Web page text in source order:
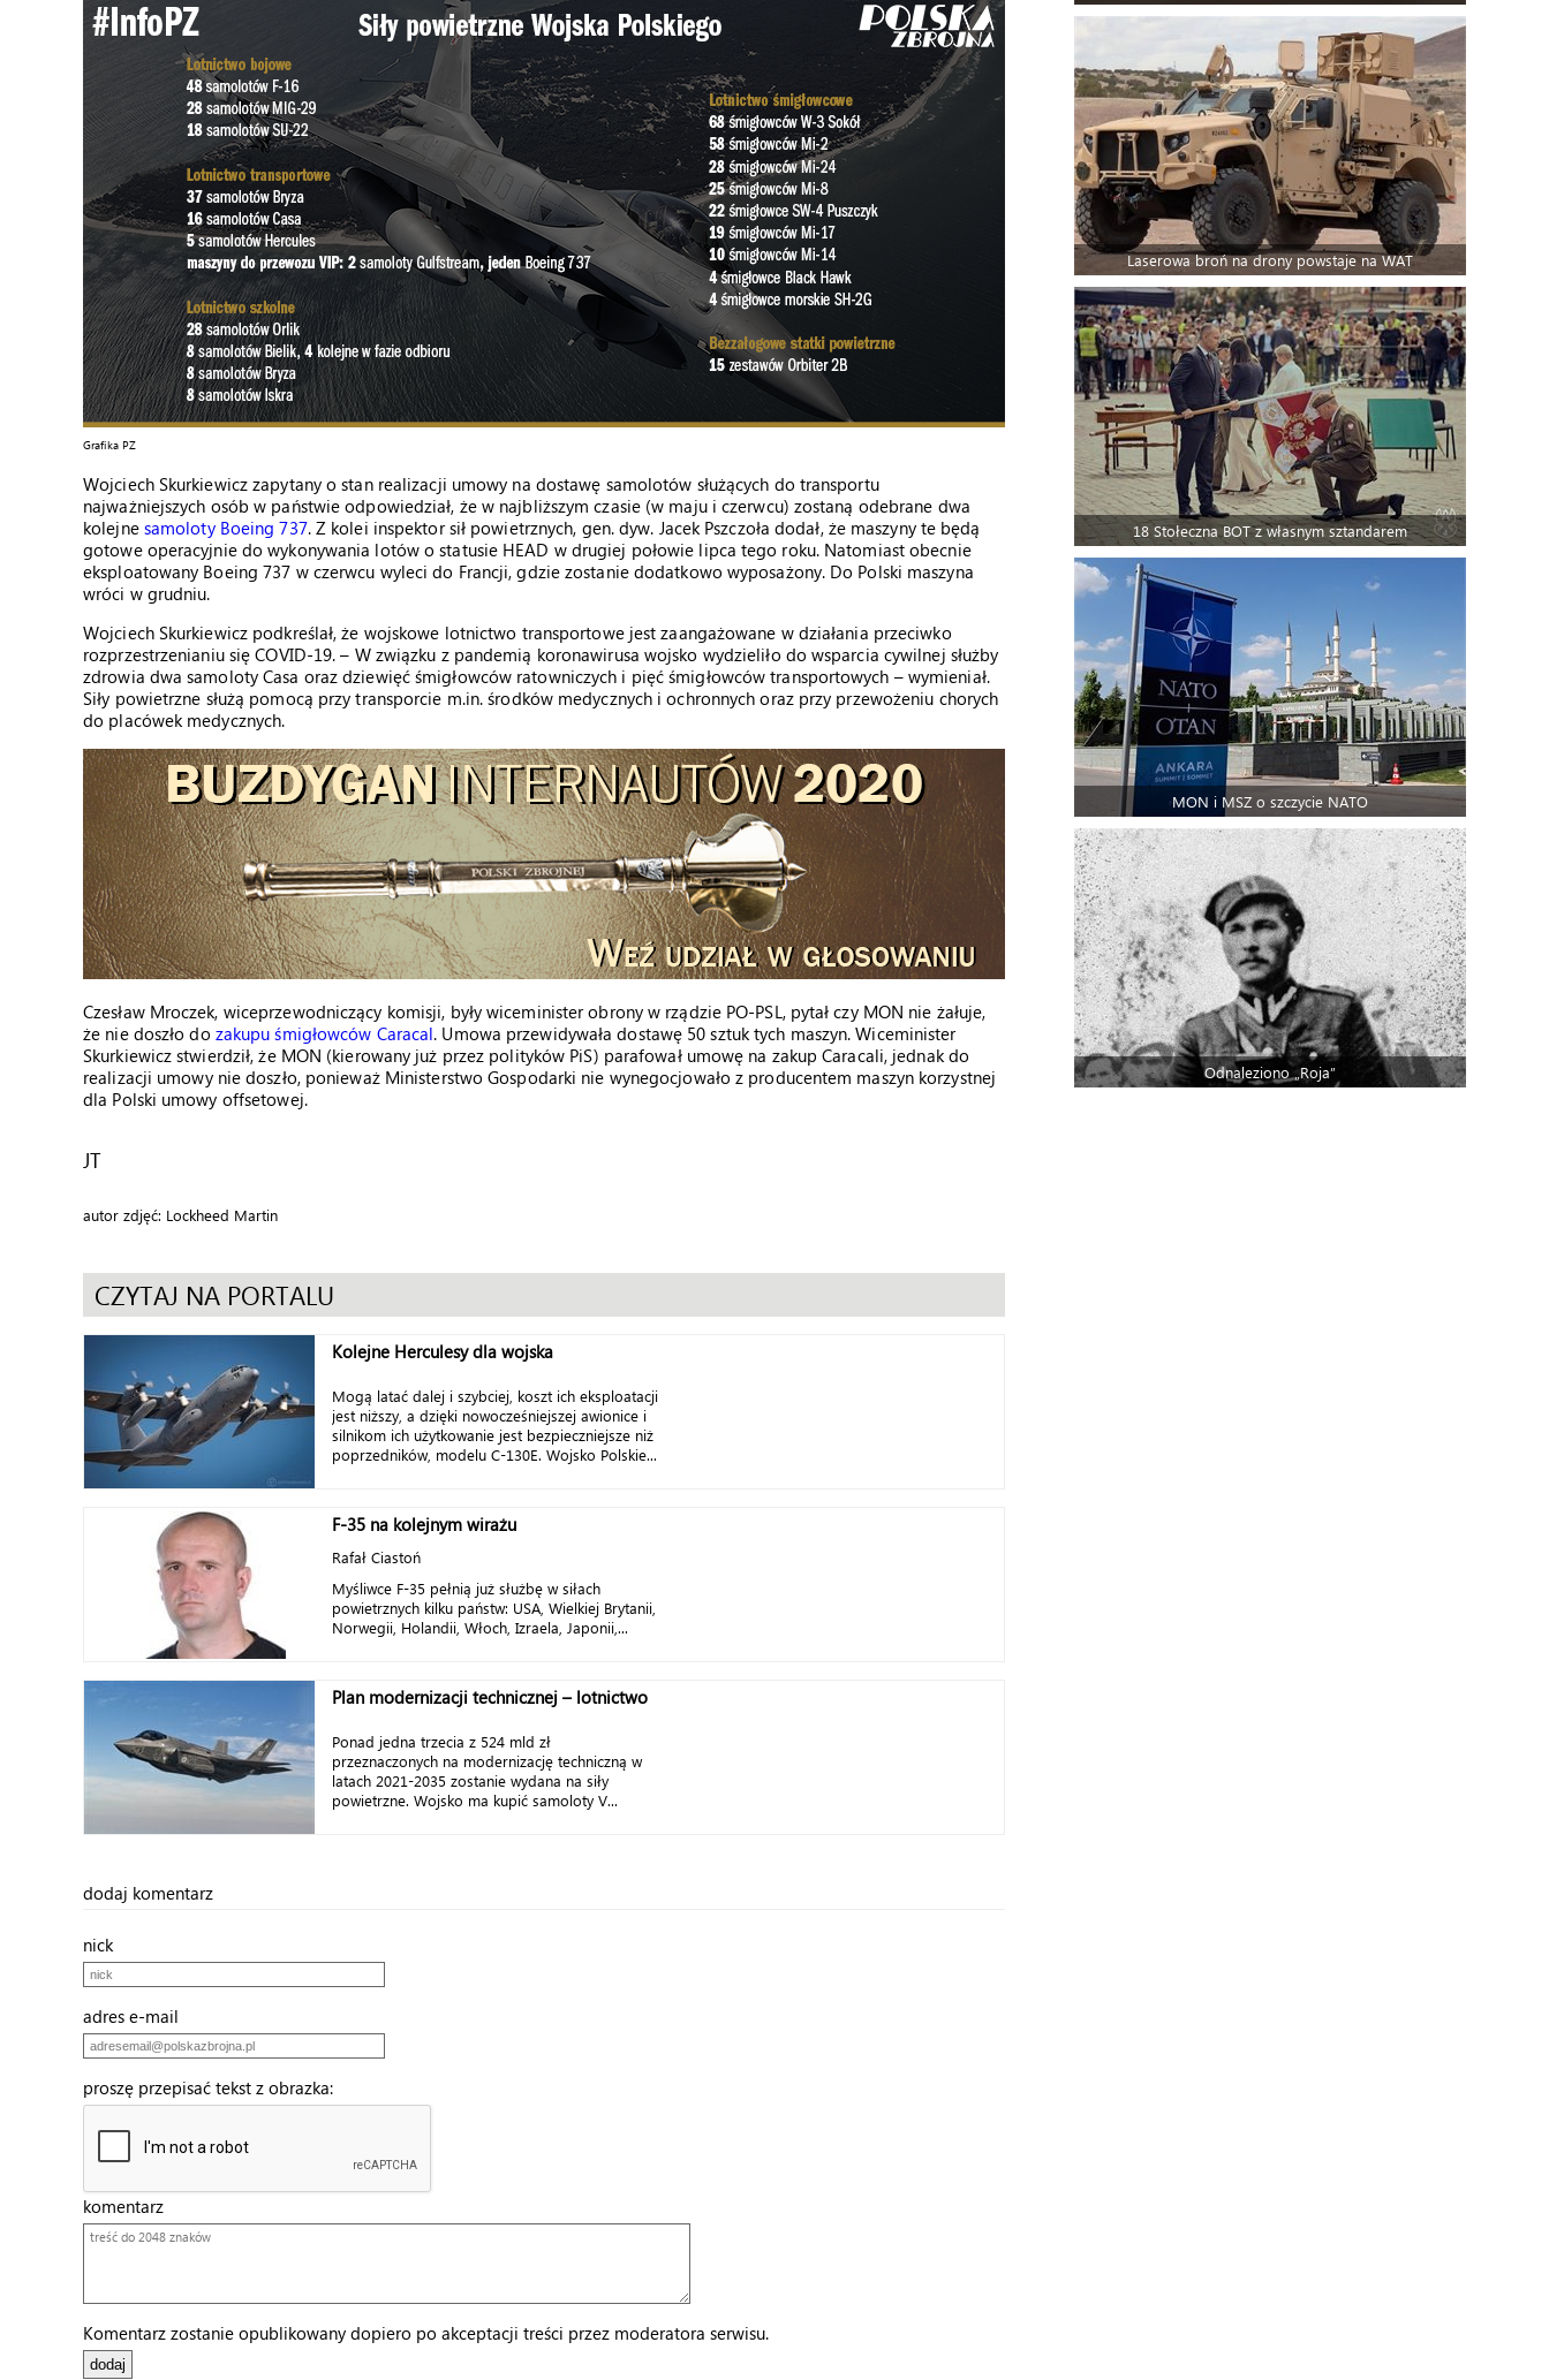
Grafika PZ
Wojciech Skurkiewicz zapytany o stan realizacji umowy na dostawę samolotów służących do transportu
najważniejszych osób w państwie odpowiedział, że w najbliższym czasie (w maju i czerwcu) zostaną odebrane dwa
kolejne samoloty Boeing 737. Z kolei inspektor sił powietrznych, gen. dyw. Jacek Pszczoła dodał, że maszyny te będą
gotowe operacyjnie do wykonywania lotów o statusie HEAD w drugiej połowie lipca tego roku. Natomiast obecnie
eksploatowany Boeing 737 w czerwcu wyleci do Francji, gdzie zostanie dodatkowo wyposażony. Do Polski maszyna
wróci w grudniu.
Wojciech Skurkiewicz podkreślał, że wojskowe lotnictwo transportowe jest zaangażowane w działania przeciwko
rozprzestrzenianiu się COVID-19. – W związku z pandemią koronawirusa wojsko wydzieliło do wsparcia cywilnej służby
zdrowia dwa samoloty Casa oraz dziewięć śmigłowców ratowniczych i pięć śmigłowców transportowych – wymieniał.
Siły powietrzne służą pomocą przy transporcie m.in. środków medycznych i ochronnych oraz przy przewożeniu chorych
do placówek medycznych.
Czesław Mroczek, wiceprzewodniczący komisji, były wiceminister obrony w rządzie PO-PSL, pytał czy MON nie żałuje,
że nie doszło do zakupu śmigłowców Caracal. Umowa przewidywała dostawę 50 sztuk tych maszyn. Wiceminister
Skurkiewicz stwierdził, że MON (kierowany już przez polityków PiS) parafował umowę na zakup Caracali, jednak do
realizacji umowy nie doszło, ponieważ Ministerstwo Gospodarki nie wynegocjowało z producentem maszyn korzystnej
dla Polski umowy offsetowej.
JT
autor zdjęć: Lockheed Martin
CZYTAJ NA PORTALU
Kolejne Herculesy dla wojska
Mogą latać dalej i szybciej, koszt ich eksploatacji
jest niższy, a dzięki nowocześniejszej awionice i
silnikom ich użytkowanie jest bezpieczniejsze niż
poprzedników, modelu C-130E. Wojsko Polskie...
F-35 na kolejnym wirażu
Rafał Ciastoń
Myśliwce F-35 pełnią już służbę w siłach
powietrznych kilku państw: USA, Wielkiej Brytanii,
Norwegii, Holandii, Włoch, Izraela, Japonii,...
Plan modernizacji technicznej – lotnictwo
Ponad jedna trzecia z 524 mld zł
przeznaczonych na modernizację techniczną w
latach 2021-2035 zostanie wydana na siły
powietrzne. Wojsko ma kupić samoloty V...
dodaj komentarz
nick
adres e-mail
proszę przepisać tekst z obrazka:
komentarz
Komentarz zostanie opublikowany dopiero po akceptacji treści przez moderatora serwisu.
Laserowa broń na drony powstaje na WAT
18 Stołeczna BOT z własnym sztandarem
MON i MSZ o szczycie NATO
Odnaleziono „Roja”